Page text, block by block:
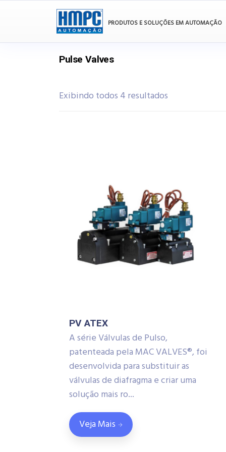
PRODUTOS E SOLUÇÕES EM AUTOMAÇÃO
Pulse Valves
Exibindo todos 4 resultados
PV ATEX
A série Válvulas de Pulso,
patenteada pela MAC VALVES®, foi
desenvolvida para substituir as
válvulas de diafragma e criar uma
solução mais ro...
Veja Mais